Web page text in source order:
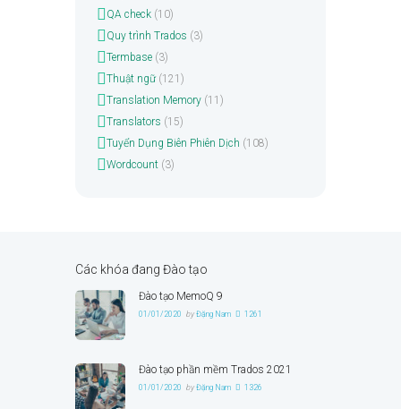
QA check(10)
Quy trình Trados (3)
Termbase(3)
Thuật ngữ(121)
Translation Memory(11)
Translators (15)
Tuyển Dụng Biên Phiên Dịch (108)
Wordcount(3)
Các khóa đang Đào tạo
Đào tạo MemoQ 9
01/01/2020 byĐặng Nam 1261
Đào tạo phần mềm Trados 2021
01/01/2020 byĐặng Nam 1326